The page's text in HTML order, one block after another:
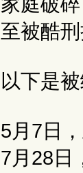
至被酷刑
以下是
5月7日
7月28日